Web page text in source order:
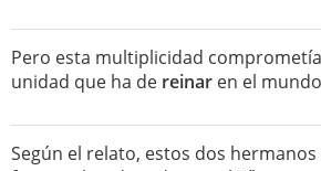
Pero esta multiplicidad
unidad que ha de reinar en el
Según el relato, estos dos